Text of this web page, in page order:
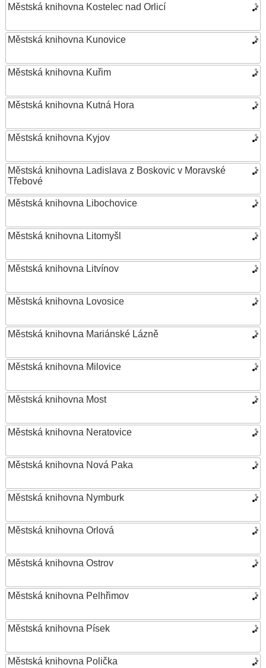
Městská knihovna Kostelec nad Orlicí
Městská knihovna Kunovice
Městská knihovna Kuřim
Městská knihovna Kutná Hora
Městská knihovna Kyjov
Městská knihovna Ladislava z Boskovic v Moravské
Třebové
Městská knihovna Libochovice
Městská knihovna Litomyšl
Městská knihovna Litvínov
Městská knihovna Lovosice
Městská knihovna Mariánské Lázně
Městská knihovna Milovice
Městská knihovna Most
Městská knihovna Neratovice
Městská knihovna Nová Paka
Městská knihovna Nymburk
Městská knihovna Orlová
Městská knihovna Ostrov
Městská knihovna Pelhřimov
Městská knihovna Písek
Městská knihovna Polička